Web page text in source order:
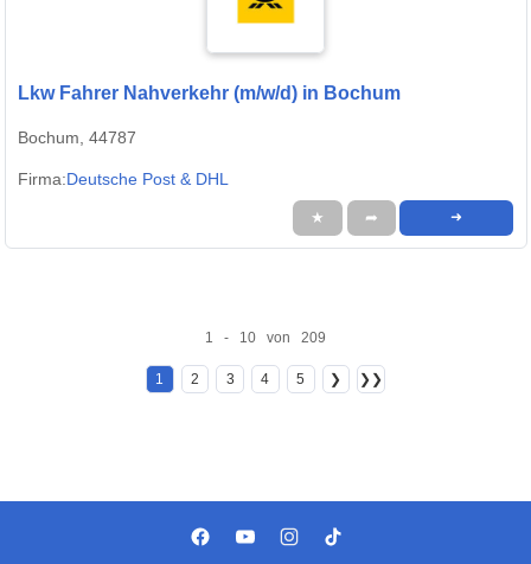
Lkw Fahrer Nahverkehr (m/w/d) in Bochum
Bochum, 44787
Firma:Deutsche Post & DHL
★ ➦ ➜
1 - 10 von 209
1 2 3 4 5 ❯ ❯❯